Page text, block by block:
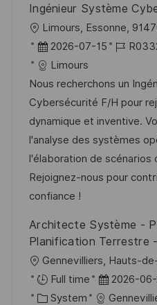
n
g
r
ö
f
f
e
n
t
l
i
c
h
u
n
g
Ingénieur Système
O
r
t
Limours, Essonne,
D
a
t
u
m
d
e
r
V
r
f
2026-07-15
J
b
-
I
D
Limours
Nous recherchons un
Cybersécurité F/H pour
dynamique et inventive.
l'analyse des systèmes
l'élaboration de scénarios
Rejoignez-nous pour
confiance !
Architecte Système -
Planification Terrestre
O
r
t
Gennevilliers, Hauts-
Full time
D
a
2026-
K
System